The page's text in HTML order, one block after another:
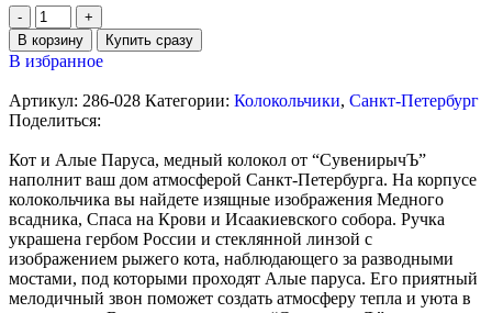
В корзину Купить сразу
В избранное
Артикул: 286-028 Категории: Колокольчики, Санкт-Петербург
Поделиться:
Кот и Алые Паруса, медный колокол от “СувенирычЪ”
наполнит ваш дом атмосферой Санкт-Петербурга. На корпусе
колокольчика вы найдете изящные изображения Медного
всадника, Спаса на Крови и Исаакиевского собора. Ручка
украшена гербом России и стеклянной линзой с
изображением рыжего кота, наблюдающего за разводными
мостами, под которыми проходят Алые паруса. Его приятный
мелодичный звон поможет создать атмосферу тепла и уюта в